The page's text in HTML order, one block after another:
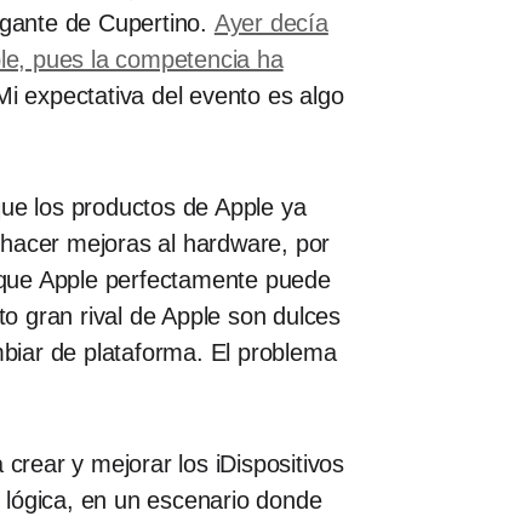
de Cupertino. Ayer decía
pues la competencia ha
expectativa del evento es algo
los productos de Apple ya
mejoras al hardware, por
Apple perfectamente puede
gran rival de Apple son dulces
de plataforma. El problema
y mejorar los iDispositivos
en un escenario donde